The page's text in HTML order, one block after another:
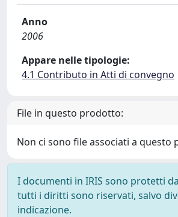
Anno
2006
Appare nelle tipologie:
4.1 Contributo in Atti di convegno
File in questo prodotto:
Non ci sono file associati a questo
I documenti in IRIS sono protetti
tutti i diritti sono riservati, salvo
indicazione.